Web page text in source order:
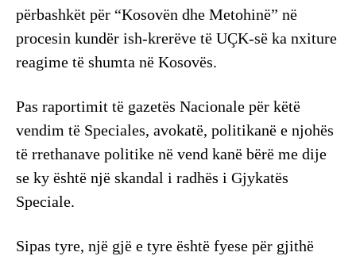
përbashkët për “Kosovën dhe Metohinë” në
procesin kundër ish-krerëve të UÇK-së ka nxiture
reagime të shumta në Kosovës.
Pas raportimit të gazetës Nacionale për këtë
vendim të Speciales, avokatë, politikanë e njohës
të rrethanave politike në vend kanë bërë me dije
se ky është një skandal i radhës i Gjykatës
Speciale.
Sipas tyre, një gjë e tyre është fyese për gjithë